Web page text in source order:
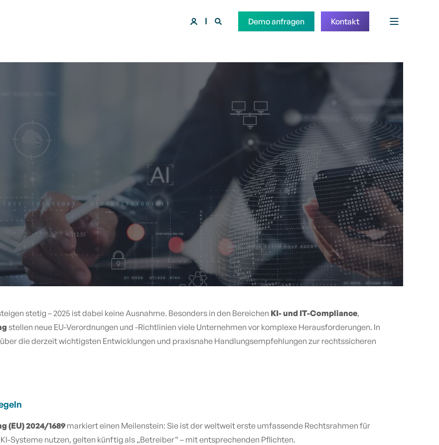
Demo anfragen Kontakt
stetig – 2025 ist dabei keine Ausnahme. Besonders in den Bereichen KI- und IT-Compliance,
stellen neue EU-Verordnungen und -Richtlinien viele Unternehmen vor komplexe Herausforderungen. In
die derzeit wichtigsten Entwicklungen und praxisnahe Handlungsempfehlungen zur rechtssicheren
(EU) 2024/1689markiert einen Meilenstein: Sie ist der weltweit erste umfassende Rechtsrahmen für
Systeme nutzen, gelten künftig als „Betreiber“ – mit entsprechenden Pflichten.